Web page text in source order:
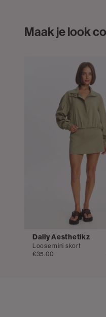
Maak je look
Daily Aesthetikz
Loose mini skort
€35.00